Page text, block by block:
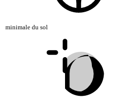
minimale du sol